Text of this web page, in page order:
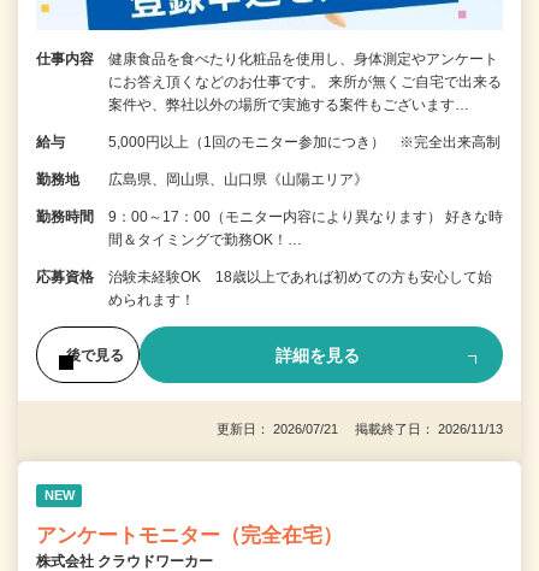
仕事内容
健康食品を食べたり化粧品を使用し、身体測定やアンケート
にお答え頂くなどのお仕事です。 来所が無くご自宅で出来る
案件や、弊社以外の場所で実施する案件もございます…
給与 5,000円以上（1回のモニター参加につき） ※完全出来高制
勤務地 広島県、岡山県、山口県《山陽エリア》
勤務時間
9：00～17：00（モニター内容により異なります） 好きな時
間＆タイミングで勤務OK！…
応募資格
治験未経験OK 18歳以上であれば初めての方も安心して始
められます！
後で見る 詳細を見る
更新日： 2026/07/21 掲載終了日： 2026/11/13
NEW
アンケートモニター（完全在宅）
株式会社 クラウドワーカー